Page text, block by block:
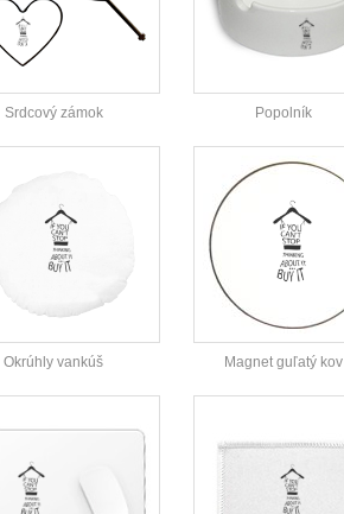
Srdcový zámok Popolník
Okrúhly vankúš Magnet guľatý kov